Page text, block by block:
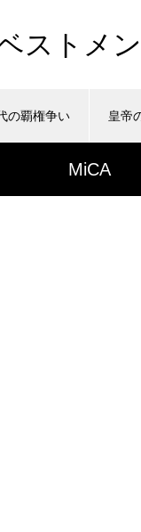
ストメ
の覇権争い 皇帝
MiCA